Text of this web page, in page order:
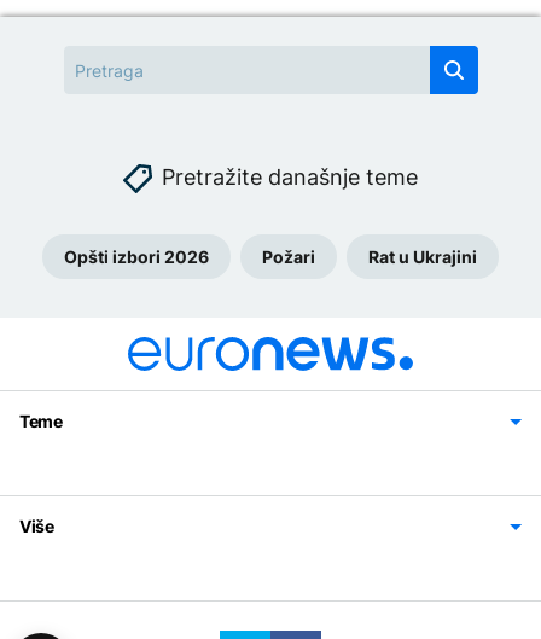
Pretražite današnje teme
Opšti izbori 2026 Požari Rat u Ukrajini
Teme
Svijet
Sport
Magazin
Više
Politika privatnosti
Uslovi korišćenja